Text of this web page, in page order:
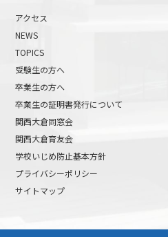
高校受験について
アクセス
NEWS
TOPICS
受験生の方へ
卒業生の方へ
卒業生の証明書発行について
関西大倉同窓会
関西大倉育友会
学校いじめ防止基本方針
プライバシーポリシー
サイトマップ